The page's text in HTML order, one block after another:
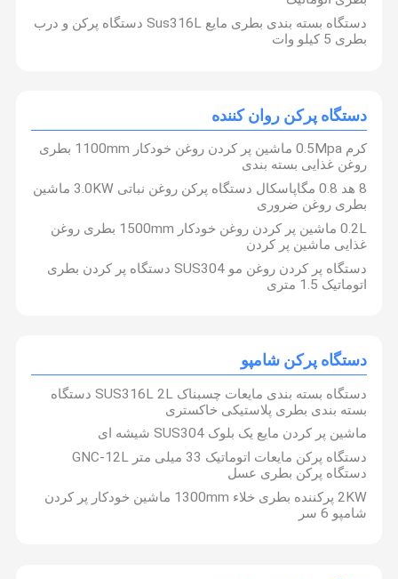
دستگاه بسته بندی بطری مایع Sus316L دستگاه پرکن و درب
بطری 5 کیلو وات
دستگاه پرکن روان کننده
کرم 0.5Mpa ماشین پر کردن روغن خودکار 1100mm بطری
روغن غذایی بسته بندی
8 هد 0.8 مگاپاسکال دستگاه پرکن روغن نباتی 3.0KW ماشین
بطری روغن ضروری
0.2L ماشین پر کردن روغن خودکار 1500mm بطری روغن
غذایی ماشین پر کردن
دستگاه پر کردن روغن مو SUS304 دستگاه پر کردن بطری
اتوماتیک 1.5 متری
دستگاه پرکن شامپو
دستگاه بسته بندی مایعات چسبناک SUS316L 2L دستگاه
بسته بندی بطری پلاستیکی خاکستری
ماشین پر کردن مایع یک بلوک SUS304 شیشه ای
دستگاه پرکن مایعات اتوماتیک 33 میلی متر GNC-12L
دستگاه پرکن بطری عسل
2KW پرکننده بطری خلاء 1300mm ماشین خودکار پر کردن
شامپو 6 سر